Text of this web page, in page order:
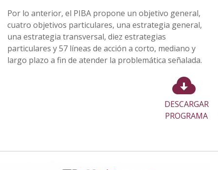
Por lo anterior, el PIBA propone un objetivo general,
cuatro objetivos particulares, una estrategia general,
una estrategia transversal, diez estrategias
particulares y 57 líneas de acción a corto, mediano y
largo plazo a fin de atender la problemática señalada.
DESCARGAR
PROGRAMA